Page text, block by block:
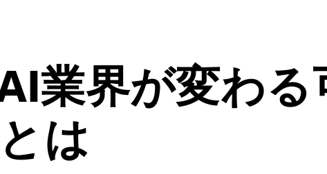
業界が変わる
は